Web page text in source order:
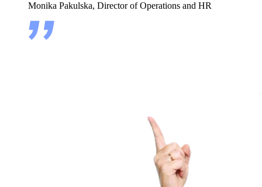
Monika Pakulska, Director of Operations and HR